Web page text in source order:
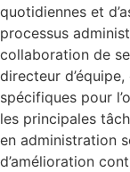
quotidiennes et
processus
collaboration de
directeur
spécifiques pour
les principales
en administration
d’amélioration